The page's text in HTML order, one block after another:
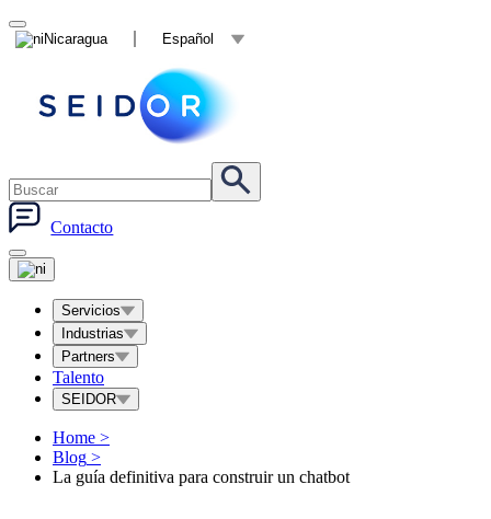
Nicaragua Español
Contacto
Servicios
Industrias
Partners
Talento
SEIDOR
Home >
Blog >
La guía definitiva para construir un chatbot